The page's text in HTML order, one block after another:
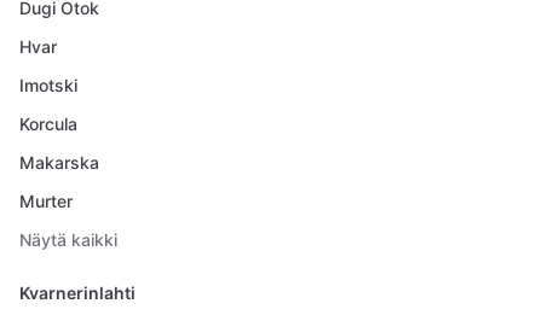
Dugi Otok
Hvar
Imotski
Korcula
Makarska
Murter
Näytä kaikki
Kvarnerinlahti